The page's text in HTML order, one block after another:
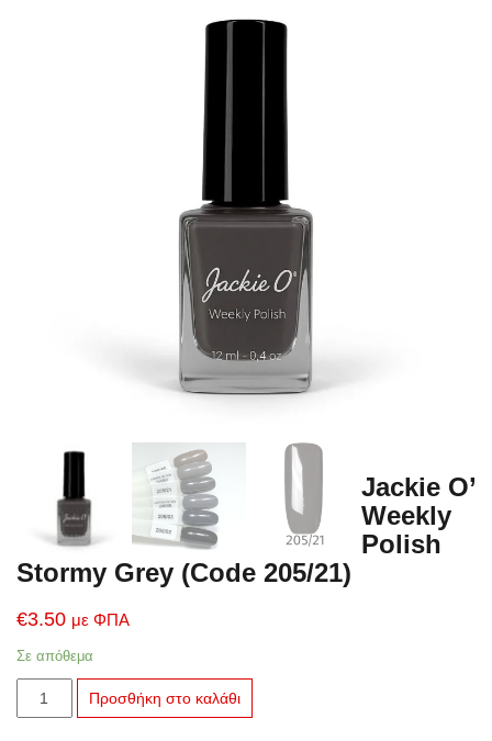
Jackie O’
Weekly
Polish
Stormy Grey (Code 205/21)
€3.50 με ΦΠΑ
Σε απόθεμα
Jackie
O'
Προσθήκη στο καλάθι